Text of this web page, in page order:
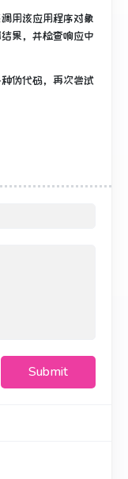
用该应用程序对象
果，并检查响应中
伪代码，再次尝试
Submit